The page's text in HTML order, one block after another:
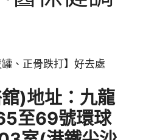
)地址 ：九龍
至69號環球